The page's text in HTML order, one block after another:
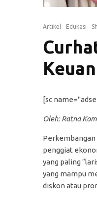
Artikel Edukasi
[sc
Oleh: Ratna
penggiat
yang paling
yang mampu
diskon atau